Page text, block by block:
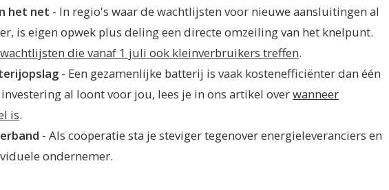
het net - In regio's waar de wachtlijsten voor nieuwe aansluitingen al
is eigen opwek plus deling een directe omzeiling van het knelpunt.
die vanaf 1 juli ook kleinverbruikers treffen.
- Een gezamenlijke batterij is vaak kostenefficiënter dan één
al loont voor jou, lees je in ons artikel overwanneer
is.
- Als coöperatie sta je steviger tegenover energieleveranciers en
ondernemer.